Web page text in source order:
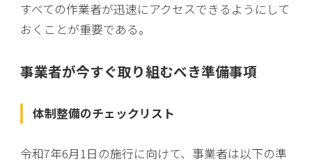
すべての作業者が迅速にアクセスできるようにして
おくことが重要である。
事業者が今すぐ取り組むべき準備事項
体制整備のチェックリスト
令和7年6月1日の施行に向けて、事業者は以下の準